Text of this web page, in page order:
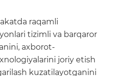
raqamli
tizimli va barqaror
axborot-
joriy etish
kuzatilayotganini